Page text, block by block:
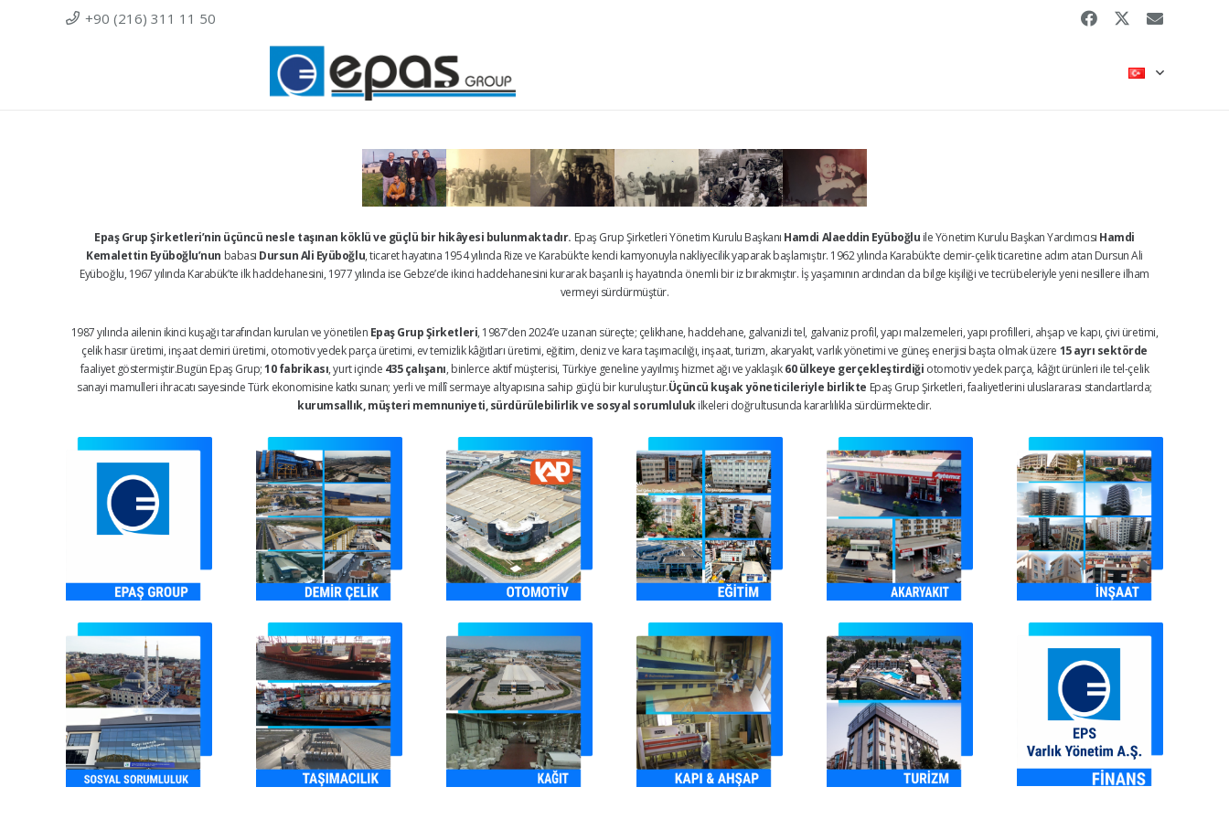
+90 (216) 311 11 50
Epaş Grup Şirketleri’nin üçüncü nesle taşınan köklü ve güçlü bir hikâyesi bulunmaktadır. Epaş Grup Şirketleri Yönetim Kurulu Başkanı Hamdi Alaeddin Eyüboğlu ile Yönetim Kurulu Başkan Yardımcısı Hamdi
Kemalettin Eyüboğlu’nun babası Dursun Ali Eyüboğlu, ticaret hayatına 1954 yılında Rize ve Karabük’te kendi kamyonuyla nakliyecilik yaparak başlamıştır. 1962 yılında Karabük’te demir-çelik ticaretine adım atan Dursun Ali
Eyüboğlu, 1967 yılında Karabük’te ilk haddehanesini, 1977 yılında ise Gebze’de ikinci haddehanesini kurarak başarılı iş hayatında önemli bir iz bırakmıştır. İş yaşamının ardından da bilge kişiliği ve tecrübeleriyle yeni nesillere ilham
vermeyi sürdürmüştür.
1987 yılında ailenin ikinci kuşağı tarafından kurulan ve yönetilen Epaş Grup Şirketleri, 1987’den 2024’e uzanan süreçte; çelikhane, haddehane, galvanizli tel, galvaniz profil, yapı malzemeleri, yapı profilleri, ahşap ve kapı, çivi üretimi,
çelik hasır üretimi, inşaat demiri üretimi, otomotiv yedek parça üretimi, ev temizlik kâğıtları üretimi, eğitim, deniz ve kara taşımacılığı, inşaat, turizm, akaryakıt, varlık yönetimi ve güneş enerjisi başta olmak üzere 15 ayrı sektörde
faaliyet göstermiştir.Bugün Epaş Grup;10 fabrikası, yurt içinde 435 çalışanı, binlerce aktif müşterisi, Türkiye geneline yayılmış hizmet ağı ve yaklaşık60 ülkeye gerçekleştirdiği otomotiv yedek parça, kâğıt ürünleri ile tel-çelik
sanayi mamulleri ihracatı sayesinde Türk ekonomisine katkı sunan; yerli ve millî sermaye altyapısına sahip güçlü bir kuruluştur.Üçüncü kuşak yöneticileriyle birlikte Epaş Grup Şirketleri, faaliyetlerini uluslararası standartlarda;
kurumsallık, müşteri memnuniyeti, sürdürülebilirlik ve sosyal sorumlulukilkeleri doğrultusunda kararlılıkla sürdürmektedir.